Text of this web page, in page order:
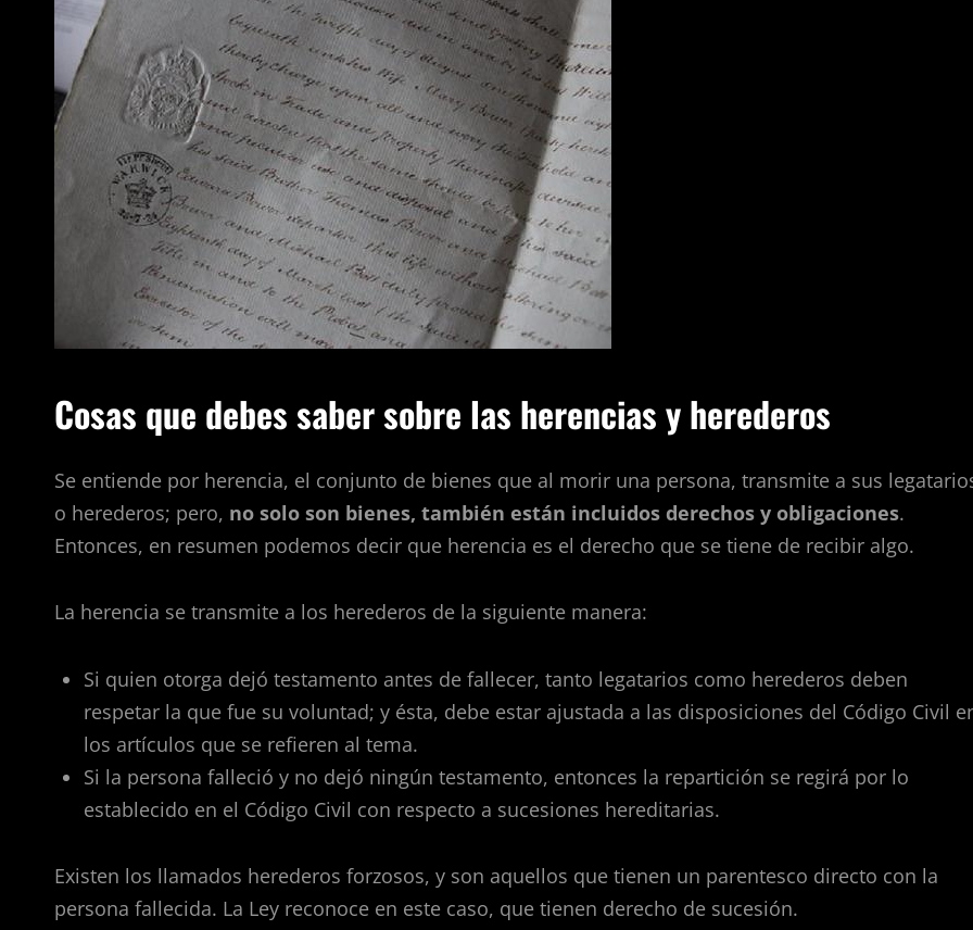
Cosas que debes saber sobre las herencias y herederos
Se entiende por herencia, el conjunto de bienes que al morir una persona, transmite a sus
o herederos; pero, no solo son bienes, también están incluidos derechos y obligaciones.
Entonces, en resumen podemos decir que herencia es el derecho que se tiene de recibir algo.
La herencia se transmite a los herederos de la siguiente manera:
Si quien otorga dejó testamento antes de fallecer, tanto legatarios como herederos deben
respetar la que fue su voluntad; y ésta, debe estar ajustada a las disposiciones del Código Civil
los artículos que se refieren al tema.
Si la persona falleció y no dejó ningún testamento, entonces la repartición se regirá por lo
establecido en el Código Civil con respecto a sucesiones hereditarias.
Existen los llamados herederos forzosos, y son aquellos que tienen un parentesco directo con la
persona fallecida. La Ley reconoce en este caso, que tienen derecho de sucesión.